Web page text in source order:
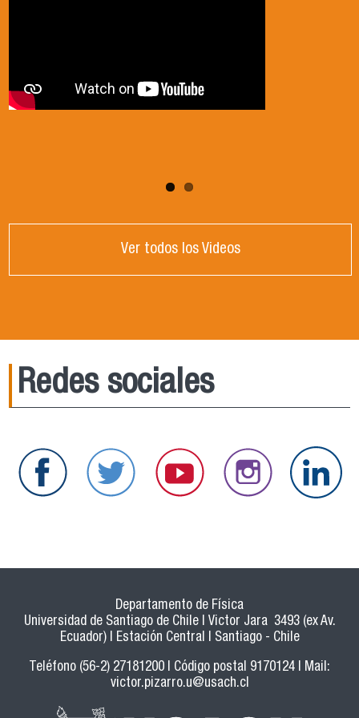
Ver todos los Videos
Redes sociales
Departamento de Física
Universidad de Santiago de Chile | Victor Jara 3493 (ex Av.
Ecuador) | Estación Central | Santiago - Chile
Teléfono (56-2) 27181200 | Código postal 9170124 | Mail:
victor.pizarro.u@usach.cl